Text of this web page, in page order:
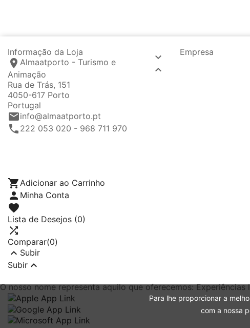
Para lhe proporcionar a
com a nossa
Informação da Loja


location_on Almaatporto - Turismo e
Animação
Rua de Trás, 151
4050-617 Porto
Portugal
emailinfo@almaatporto.pt
call 222 053 020 - 968 711 970
Empresa
 Adicionar ao Carrinho
 Minha Conta

Lista de Desejos (0)

Comparar(0)
 Subir
Subir 
O nosso nome representa aquilo que oferecemos: